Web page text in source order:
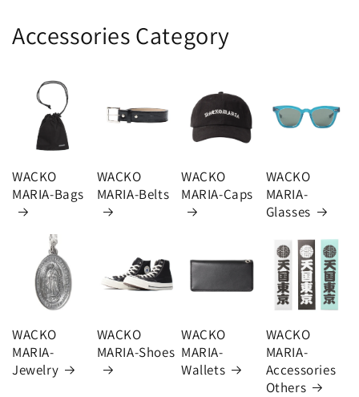
Accessories Category
WACKO
MARIA-Bags
WACKO
MARIA-Belts
WACKO
MARIA-Caps
WACKO
MARIA-
Glasses
WACKO
MARIA-
Jewelry
WACKO
MARIA-Shoes
WACKO
MARIA-
Wallets
WACKO
MARIA-
Accessories
Others